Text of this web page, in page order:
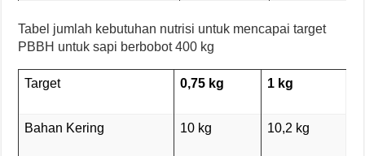
Tabel jumlah kebutuhan nutrisi untuk mencapai target
PBBH untuk sapi berbobot 400 kg
Target 0,75 kg 1 kg
Bahan Kering 10 kg 10,2 kg